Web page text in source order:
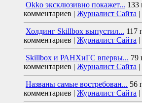
Okko эксклюзивно покажет... 133
комментариев
Журналист Сайта
Холдинг Skillbox выпустил... 117
комментариев
Журналист Сайта
Skillbox и РАНХиГС впервы... 79
комментариев
Журналист Сайта
Названы самые востребован... 56
комментариев
Журналист Сайта